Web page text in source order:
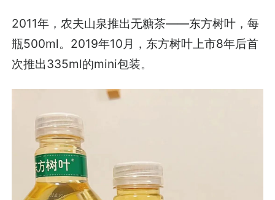
2011年，农夫山泉推出无糖茶——东方树叶，每
瓶500ml。2019年10月，东方树叶上市8年后首
次推出335ml的mini包装。